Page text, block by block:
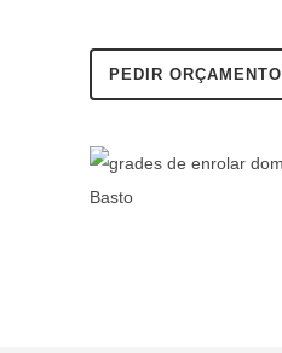
PEDIR ORÇAMENTO